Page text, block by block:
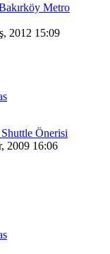
Metro
2012 15:09
Önerisi
2009 16:06